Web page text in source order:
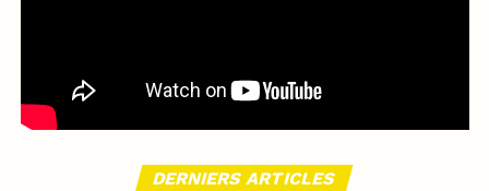
DERNIERS ARTICLES